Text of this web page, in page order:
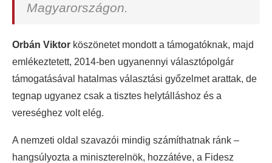
Magyarországon.
Orbán Viktor köszönetet mondott a támogatóknak, majd
emlékeztetett, 2014-ben ugyanennyi választópolgár
támogatásával hatalmas választási győzelmet arattak, de
tegnap ugyanez csak a tisztes helytálláshoz és a
vereséghez volt elég.
A nemzeti oldal szavazói mindig számíthatnak ránk –
hangsúlyozta a miniszterelnök, hozzátéve, a Fidesz